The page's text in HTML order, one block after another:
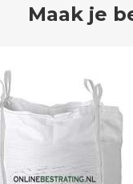
Maak je